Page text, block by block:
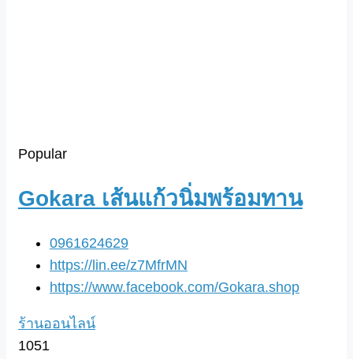
Popular
Gokara เส้นแก้วนิ่มพร้อมทาน
0961624629
https://lin.ee/z7MfrMN
https://www.facebook.com/Gokara.shop
ร้านออนไลน์
1051